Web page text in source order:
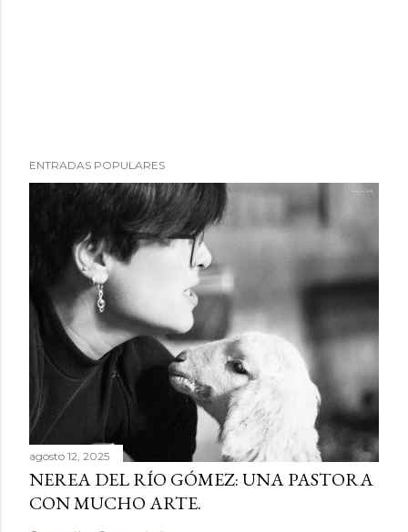
u
c
r
u
o
m
e
n
t
a
ENTRADAS POPULARES
agosto 12, 2025
NEREA DEL RÍO GÓMEZ: UNA PASTORA
CON MUCHO ARTE.